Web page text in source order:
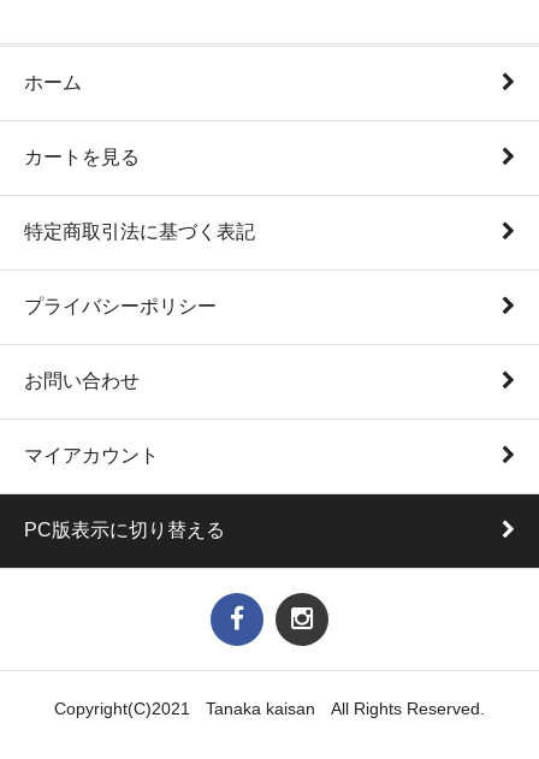
ホーム
カートを見る
特定商取引法に基づく表記
プライバシーポリシー
お問い合わせ
マイアカウント
PC版表示に切り替える
Copyright(C)2021 Tanaka kaisan All Rights Reserved.